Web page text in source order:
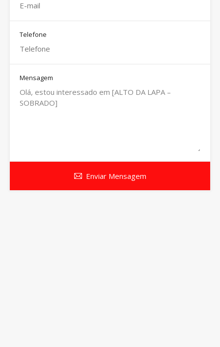
Telefone
Mensagem
Enviar Mensagem